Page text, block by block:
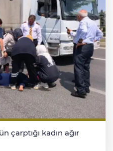
çarptığı kadın ağır